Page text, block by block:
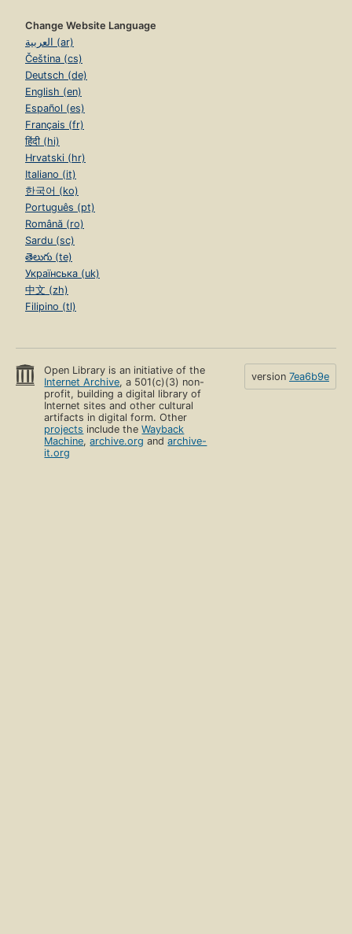
Change Website Language
العربية (ar)
Čeština (cs)
Deutsch (de)
English (en)
Español (es)
Français (fr)
हिंदी (hi)
Hrvatski (hr)
Italiano (it)
한국어 (ko)
Português (pt)
Română (ro)
Sardu (sc)
తెలుగు (te)
Українська (uk)
中文 (zh)
Filipino (tl)
Open Library is an initiative of the
Internet Archive, a 501(c)(3) non-
profit, building a digital library of
Internet sites and other cultural
artifacts in digital form. Other
projects include theWayback
Machine,archive.org andarchive-
it.org
version 7ea6b9e